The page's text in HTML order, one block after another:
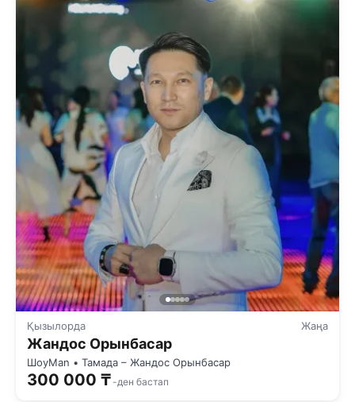
Қызылорда Жаңа
Жандос Орынбасар
ШоуMan • Тамада – Жандос Орынбасар
300 000 ₸ -ден бастап